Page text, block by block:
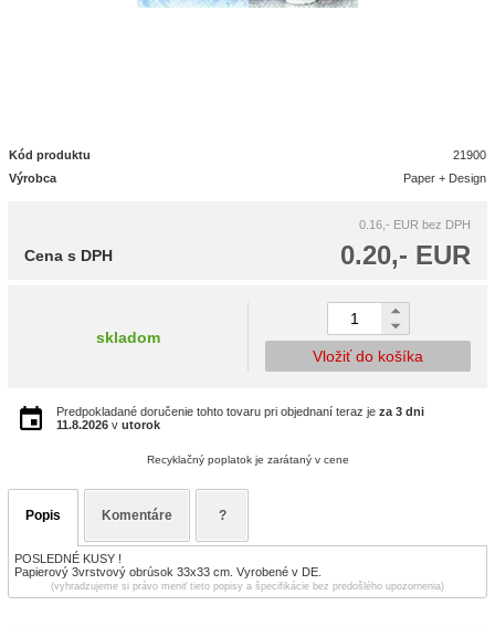
Kód produktu
21900
Výrobca
Paper + Design
0.16,- EUR bez DPH
0.20,- EUR
Cena s DPH
skladom
Vložiť do košíka
Predpokladané doručenie tohto tovaru pri objednaní teraz je za 3 dni
11.8.2026 v utorok
Recyklačný poplatok je zarátaný v cene
Popis Komentáre ?
POSLEDNÉ KUSY !
Papierový 3vrstvový obrúsok 33x33 cm. Vyrobené v DE.
(vyhradzujeme si právo meniť tieto popisy a špecifikácie bez predošlého upozornenia)